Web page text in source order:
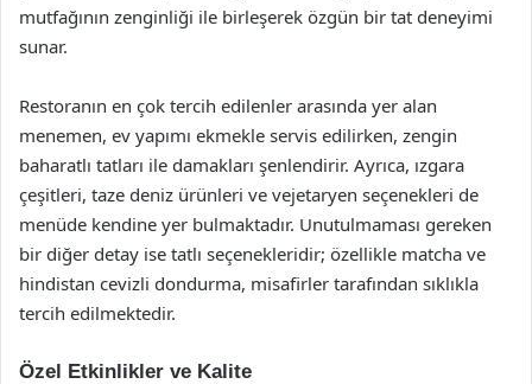
mutfağının zenginliği ile birleşerek özgün bir tat deneyimi
sunar.
Restoranın en çok tercih edilenler arasında yer alan
menemen, ev yapımı ekmekle servis edilirken, zengin
baharatlı tatları ile damakları şenlendirir. Ayrıca, ızgara
çeşitleri, taze deniz ürünleri ve vejetaryen seçenekleri de
menüde kendine yer bulmaktadır. Unutulmaması gereken
bir diğer detay ise tatlı seçenekleridir; özellikle matcha ve
hindistan cevizli dondurma, misafirler tarafından sıklıkla
tercih edilmektedir.
Özel Etkinlikler ve Kalite